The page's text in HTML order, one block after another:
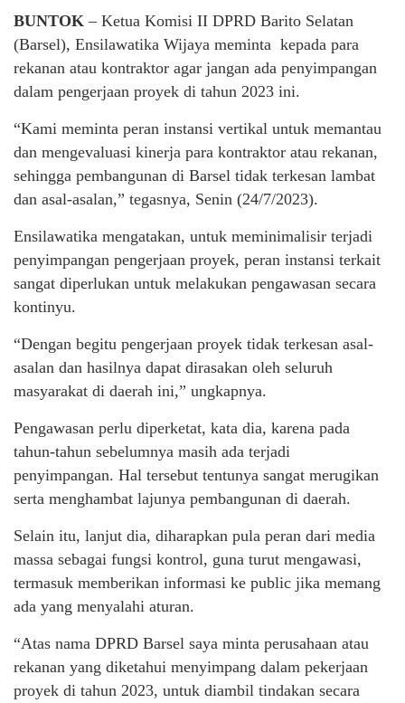
BUNTOK – Ketua Komisi II DPRD Barito Selatan
(Barsel), Ensilawatika Wijaya meminta kepada para
rekanan atau kontraktor agar jangan ada penyimpangan
dalam pengerjaan proyek di tahun 2023 ini.
“Kami meminta peran instansi vertikal untuk memantau
dan mengevaluasi kinerja para kontraktor atau rekanan,
sehingga pembangunan di Barsel tidak terkesan lambat
dan asal-asalan,” tegasnya, Senin (24/7/2023).
Ensilawatika mengatakan, untuk meminimalisir terjadi
penyimpangan pengerjaan proyek, peran instansi terkait
sangat diperlukan untuk melakukan pengawasan secara
kontinyu.
“Dengan begitu pengerjaan proyek tidak terkesan asal-
asalan dan hasilnya dapat dirasakan oleh seluruh
masyarakat di daerah ini,” ungkapnya.
Pengawasan perlu diperketat, kata dia, karena pada
tahun-tahun sebelumnya masih ada terjadi
penyimpangan. Hal tersebut tentunya sangat merugikan
serta menghambat lajunya pembangunan di daerah.
Selain itu, lanjut dia, diharapkan pula peran dari media
massa sebagai fungsi kontrol, guna turut mengawasi,
termasuk memberikan informasi ke public jika memang
ada yang menyalahi aturan.
“Atas nama DPRD Barsel saya minta perusahaan atau
rekanan yang diketahui menyimpang dalam pekerjaan
proyek di tahun 2023, untuk diambil tindakan secara